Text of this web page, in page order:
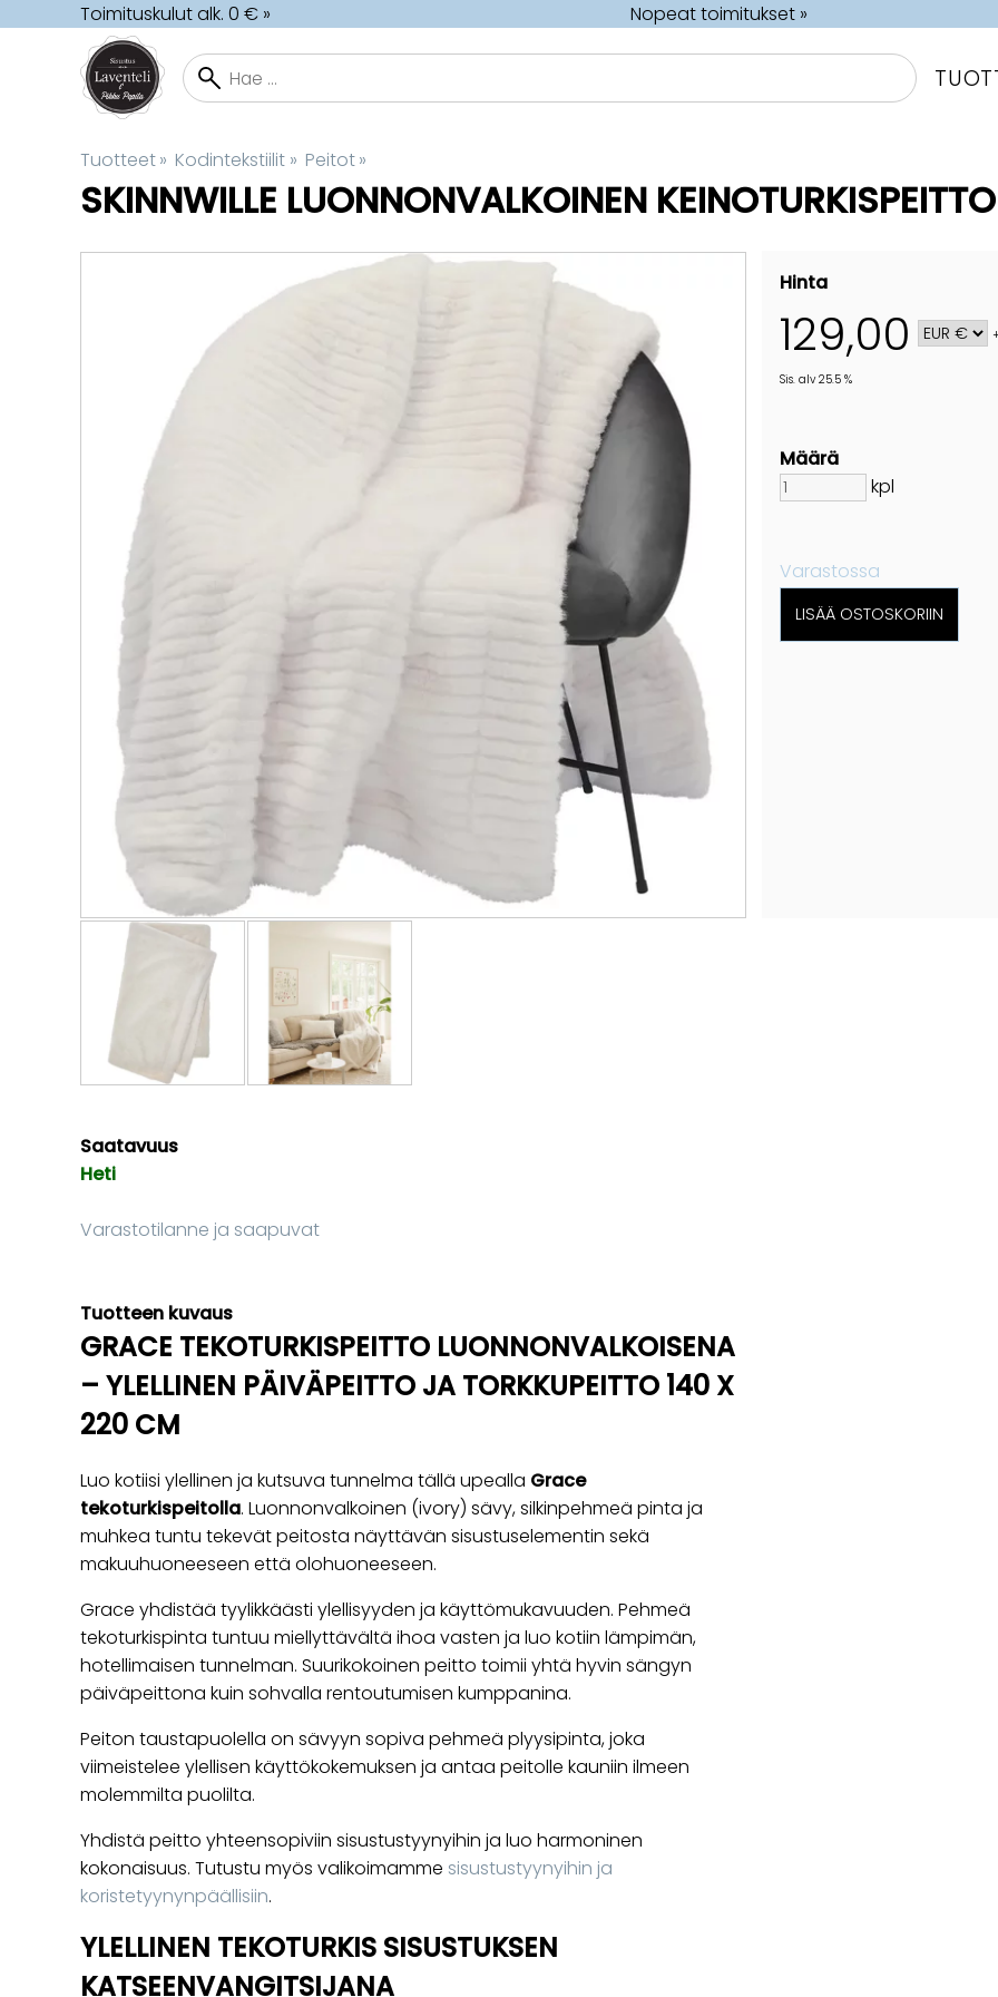
Toimituskulut alk. 0 € » Nopeat toimitukset »
Tuotteet‪» Kodintekstiilit ‪» Peitot‪»
SKINNWILLE LUONNONVALKOINEN
Hinta
129,00
Sis. alv 25.5 %
Määrä
kpl
Varastossa
Saatavuus
Heti
Varastotilanne ja saapuvat
Tuotteen kuvaus
GRACE TEKOTURKISPEITTO LUONNONVALKOISENA
– YLELLINEN PÄIVÄPEITTO JA TORKKUPEITTO 140 X
220 CM
Luo kotiisi ylellinen ja kutsuva tunnelma tällä upealla Grace
tekoturkispeitolla. Luonnonvalkoinen (ivory) sävy, silkinpehmeä pinta ja
muhkea tuntu tekevät peitosta näyttävän sisustuselementin sekä
makuuhuoneeseen että olohuoneeseen.
Grace yhdistää tyylikkäästi ylellisyyden ja käyttömukavuuden. Pehmeä
tekoturkispinta tuntuu miellyttävältä ihoa vasten ja luo kotiin lämpimän,
hotellimaisen tunnelman. Suurikokoinen peitto toimii yhtä hyvin sängyn
päiväpeittona kuin sohvalla rentoutumisen kumppanina.
Peiton taustapuolella on sävyyn sopiva pehmeä plyysipinta, joka
viimeistelee ylellisen käyttökokemuksen ja antaa peitolle kauniin ilmeen
molemmilta puolilta.
Yhdistä peitto yhteensopiviin sisustustyynyihin ja luo harmoninen
kokonaisuus. Tutustu myös valikoimamme sisustustyynyihin ja
koristetyynynpäällisiin.
YLELLINEN TEKOTURKIS SISUSTUKSEN
KATSEENVANGITSIJANA